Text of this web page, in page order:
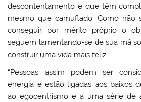
descontentamento e que têm
mesmo que camuflado. Como não
conseguir por mérito próprio o
seguem lamentando-se de sua má
construir uma vida mais feliz.
“Pessoas assim podem ser
energia e estão ligadas aos baixos
ao egocentrismo e a uma série de